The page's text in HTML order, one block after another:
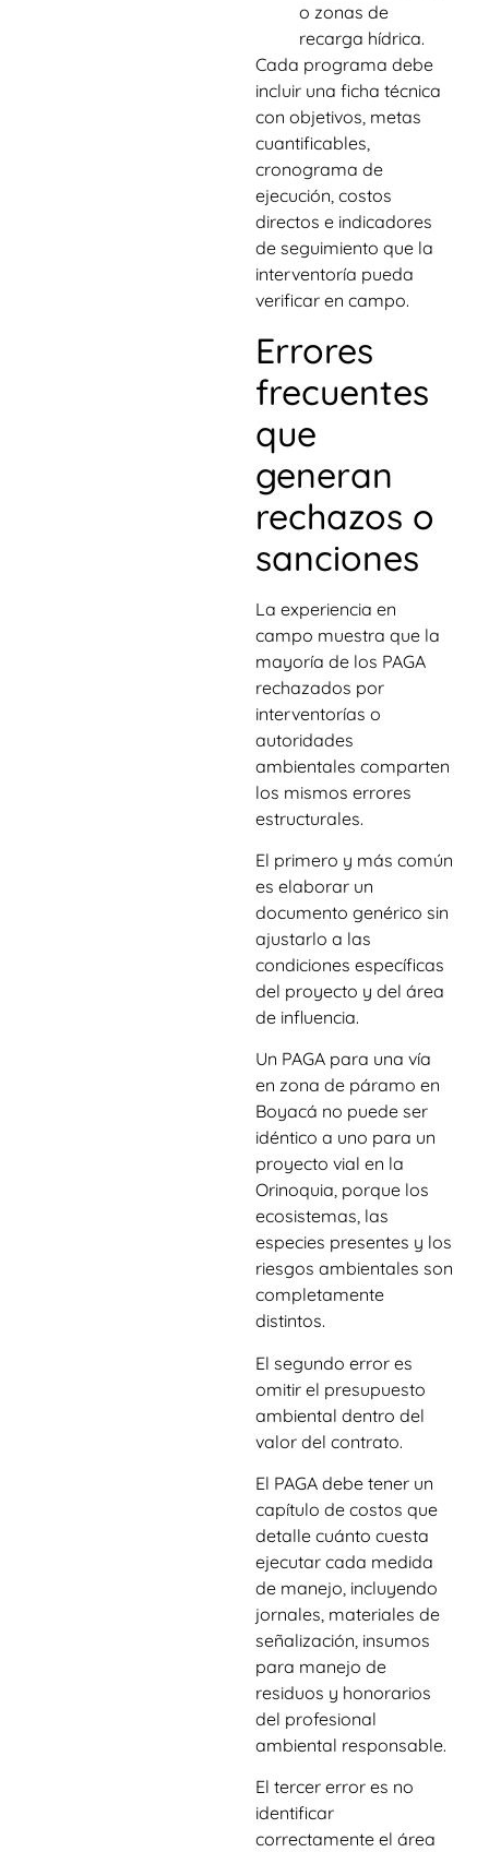
o zonas de
recarga hídrica.
Cada programa debe
incluir una ficha técnica
con objetivos, metas
cuantificables,
cronograma de
ejecución, costos
directos e indicadores
de seguimiento que la
interventoría pueda
verificar en campo.
Errores
frecuentes
que
generan
rechazos o
sanciones
La experiencia en
campo muestra que la
mayoría de los PAGA
rechazados por
interventorías o
autoridades
ambientales comparten
los mismos errores
estructurales.
El primero y más común
es elaborar un
documento genérico sin
ajustarlo a las
condiciones específicas
del proyecto y del área
de influencia.
Un PAGA para una vía
en zona de páramo en
Boyacá no puede ser
idéntico a uno para un
proyecto vial en la
Orinoquia, porque los
ecosistemas, las
especies presentes y los
riesgos ambientales son
completamente
distintos.
El segundo error es
omitir el presupuesto
ambiental dentro del
valor del contrato.
El PAGA debe tener un
capítulo de costos que
detalle cuánto cuesta
ejecutar cada medida
de manejo, incluyendo
jornales, materiales de
señalización, insumos
para manejo de
residuos y honorarios
del profesional
ambiental responsable.
El tercer error es no
identificar
correctamente el área